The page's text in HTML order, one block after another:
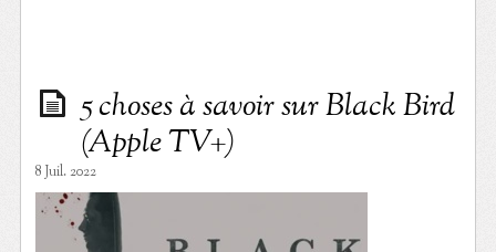
5 choses à savoir sur Black Bird
(Apple TV+)
8 Juil. 2022